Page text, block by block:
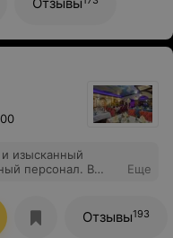
Отзывы
изысканный
персонал. В
Еще
Отзывы193